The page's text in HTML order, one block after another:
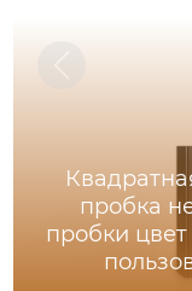
пробка
пробки цвет